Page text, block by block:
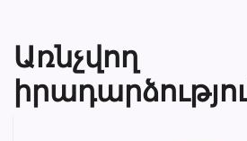
Առնչվող